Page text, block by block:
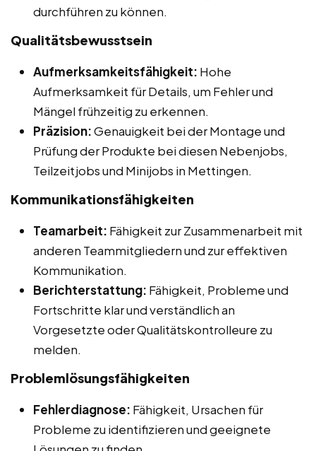
durchführen zu können.
Qualitätsbewusstsein
Aufmerksamkeitsfähigkeit: Hohe
Aufmerksamkeit für Details, um Fehler und
Mängel frühzeitig zu erkennen.
Präzision:Genauigkeit bei der Montage und
Prüfung der Produkte bei diesen Nebenjobs,
Teilzeitjobs und Minijobs in Mettingen.
Kommunikationsfähigkeiten
Teamarbeit: Fähigkeit zur Zusammenarbeit mit
anderen Teammitgliedern und zur effektiven
Kommunikation.
Berichterstattung: Fähigkeit, Probleme und
Fortschritte klar und verständlich an
Vorgesetzte oder Qualitätskontrolleure zu
melden.
Problemlösungsfähigkeiten
Fehlerdiagnose: Fähigkeit, Ursachen für
Probleme zu identifizieren und geeignete